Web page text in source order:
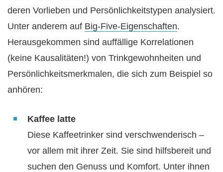
deren Vorlieben und Persönlichkeitstypen analysiert.
Unter anderem auf Big-Five-Eigenschaften.
Herausgekommen sind auffällige Korrelationen
(keine Kausalitäten!) von Trinkgewohnheiten und
Persönlichkeitsmerkmalen, die sich zum Beispiel so
anhören:
Kaffee latte
Diese Kaffeetrinker sind verschwenderisch –
vor allem mit ihrer Zeit. Sie sind hilfsbereit und
suchen den Genuss und Komfort. Unter ihnen